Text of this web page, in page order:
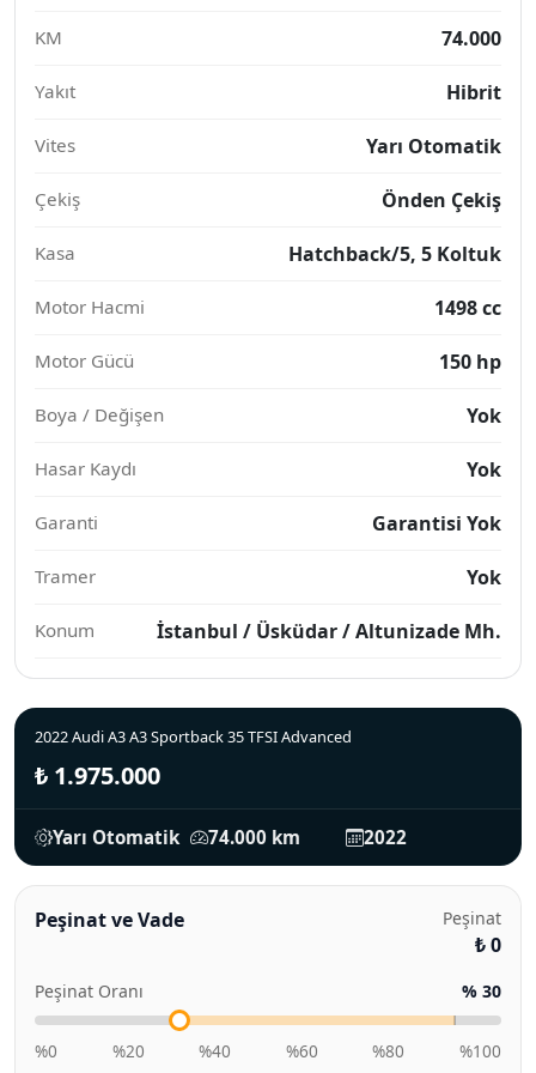
KM 74.000
Yakıt Hibrit
Vites Yarı Otomatik
Çekiş Önden Çekiş
Kasa Hatchback/5, 5 Koltuk
Motor Hacmi 1498 cc
Motor Gücü 150 hp
Boya / Değişen Yok
Hasar Kaydı Yok
Garanti Garantisi Yok
Tramer Yok
Konum İstanbul / Üsküdar / Altunizade Mh.
2022 Audi A3 A3 Sportback 35 TFSI Advanced
₺ 1.975.000
Yarı Otomatik 74.000 km 2022
Peşinat ve Vade Peşinat
₺ 0
Peşinat Oranı % 30
%0 %20 %40 %60 %80
%100